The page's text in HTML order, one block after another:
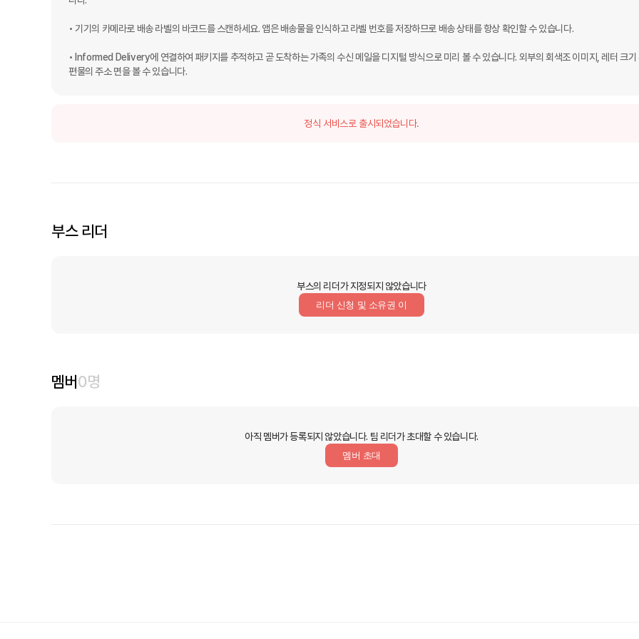
• 기기의 카메라로 배송 라벨의 바코드를 스캔하세요. 앱은 배송물을 인식하고 라벨 번호를 저장하므로 배송 상태를 항상 확인할 수 있습니다.
• Informed Delivery에 연결하여 패키지를 추적하고 곧 도착하는 가족의 수신 메일을 디지털 방식으로 미리 볼 수 있습니다. 외부의 회색조 이미지, 레터 크기
편물의 주소 면을 볼 수 있습니다.
정식 서비스로 출시되었습니다.
부스 리더
부스의 리더가 지정되지 않았습니다
리더 신청 및 소유권 이
멤버0명
아직 멤버가 등록되지 않았습니다. 팀 리더가 초대할 수 있습니다.
멤버 초대